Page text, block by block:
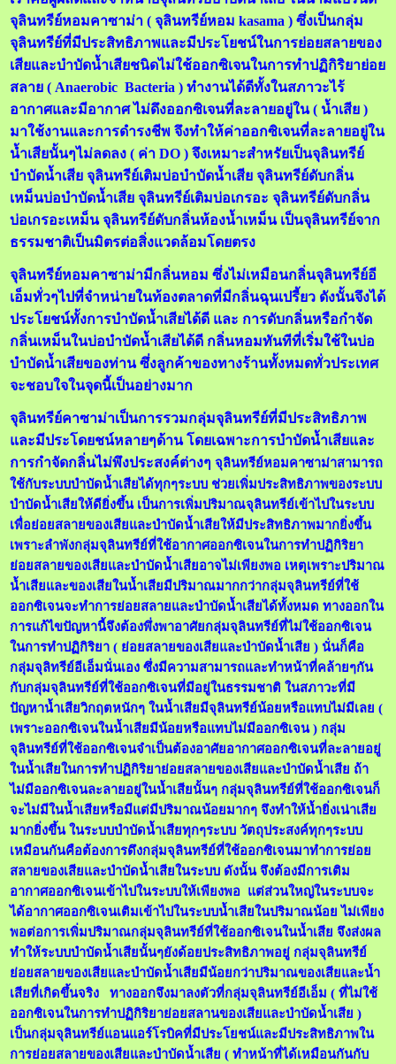
จุลินทรีย์หอมคาซาม่า ( จุลินทรีย์หอม kasama ) ซึ่งเป็นกลุ่ม
จุลินทรีย์ที่มีประสิทธิภาพและมีประโยชน์ในการย่อยสลายของ
เสียและบำบัดน้ำเสียชนิดไม่ใช้ออกซิเจนในการทำปฏิกิริยาย่อย
สลาย ( Anaerobic Bacteria ) ทำงานได้ดีทั้งในสภาวะไร้
อากาศและมีอากาศ ไม่ดึงออกซิเจนที่ละลายอยู่ใน ( น้ำเสีย )
มาใช้งานและการดำรงชีพ จึงทำให้ค่าออกซิเจนที่ละลายอยู่ใน
น้ำเสียนั้นๆไม่ลดลง ( ค่า DO ) จึงเหมาะสำหรัยเป็นจุลินทรีย์
บำบัดน้ำเสีย จุลินทรีย์เติมบ่อบำบัดน้ำเสีย จุลินทรีย์ดับกลิ่น
เหม็นบ่อบำบัดน้ำเสีย จุลินทรีย์เติมบ่อเกรอะ จุลินทรีย์ดับกลิ่น
บ่อเกรอะเหม็น จุลินทรีย์ดับกลิ่นห้องน้ำเหม็น เป็นจุลินทรีย์จาก
ธรรมชาติเป็นมิตรต่อสิ่งแวดล้อมโดยตรง
จุลินทรีย์หอมคาซาม่ามีกลิ่นหอม ซึ่งไม่เหมือนกลิ่นจุลินทรีย์อี
เอ็มทั่วๆไปที่จำหน่ายในท้องตลาดที่มีกลิ่นฉุนเปรี้ยว ดังนั้นจึงได้
ประโยชน์ทั้งการบำบัดน้ำเสียได้ดี และ การดับกลิ่นหรือกำจัด
กลิ่นเหม็นในบ่อบำบัดน้ำเสียได้ดี กลิ่นหอมทันทีที่เริ่มใช้ในบ่อ
บำบัดน้ำเสียของท่าน ซึ่งลูกค้าของทางร้านทั้งหมดทั่วประเทศ
จะชอบใจในจุดนี้เป็นอย่างมาก
จุลินทรีย์คาซาม่าเป็นการรวมกลุ่มจุลินทรีย์ที่มีประสิทธิภาพ
และมีประโดยชน์หลายๆด้าน โดยเฉพาะการบำบัดน้ำเสียและ
การกำจัดกลิ่นไม่พึงประสงค์ต่างๆจุลินทรีย์หอมคาซาม่าสามารถ
ใช้กับระบบบำบัดน้ำเสียได้ทุกๆระบบ ช่วยเพิ่มประสิทธิภาพของระบบ
บำบัดน้ำเสียให้ดียิ่งขึ้น เป็นการเพิ่มปริมาณจุลินทรีย์เข้าไปในระบบ
เพื่อย่อยสลายของเสียและบำบัดน้ำเสียให้มีประสิทธิภาพมากยิ่งขึ้น
เพราะลำพังกลุ่มจุลินทรีย์ที่ใช้อากาศออกซิเจนในการทำปฏิกิริยา
ย่อยสลายของเสียและบำบัดน้ำเสียอาจไม่เพียงพอ เหตุเพราะปริมาณ
น้ำเสียและของเสียในน้ำเสียมีปริมาณมากกว่ากลุ่มจุลินทรีย์ที่ใช้
ออกซิเจนจะทำการย่อยสลายและบำบัดน้ำเสียได้ทั้งหมด ทางออกใน
การแก้ไขปัญหานี้จึงต้องพึ่งพาอาศัยกลุ่มจุลินทรีย์ที่ไม่ใช้ออกซิเจน
ในการทำปฏิกิริยา ( ย่อยสลายของเสียและบำบัดน้ำเสีย ) นั่นก็คือ
กลุ่มจุลิทรีย์อีเอ็มนั่นเอง ซึ่งมีความสามารถและทำหน้าที่คล้ายๆกัน
กับกลุ่มจุลินทรีย์ที่ใช้ออกซิเจนที่มีอยู่ในธรรมชาติ ในสภาวะที่มี
ปัญหาน้ำเสียวิกฤตหนักๆ ในน้ำเสียมีจุลินทรีย์น้อยหรือแทบไม่มีเลย (
เพราะออกซิเจนในน้ำเสียมีน้อยหรือแทบไม่มีออกซิเจน ) กลุ่ม
จุลินทรีย์ที่ใช้ออกซิเจนจำเป็นต้องอาศัยอากาศออกซิเจนที่ละลายอยู่
ในน้ำเสียในการทำปฏิกิริยาย่อยสลายของเสียและบำบัดน้ำเสีย ถ้า
ไม่มีออกซิเจนละลายอยู่ในน้ำเสียนั้นๆ กลุ่มจุลินทรีย์ที่ใช้ออกซิเจนก็
จะไม่มีในน้ำเสียหรือมีแต่มีปริมาณน้อยมากๆ จึงทำให้น้ำยิ่งเน่าเสีย
มากยิ่งขึ้น ในระบบบำบัดน้ำเสียทุกๆระบบ วัตถุประสงค์ทุกๆระบบ
เหมือนกันคือต้องการดึงกลุ่มจุลินทรีย์ที่ใช้ออกซิเจนมาทำการย่อย
สลายของเสียและบำบัดน้ำเสียในระบบ ดังนั้น จึงต้องมีการเติม
อากาศออกซิเจนเข้าไปในระบบให้เพียงพอ แต่ส่วนใหญ่ในระบบจะ
ได้อากาศออกซิเจนเติมเข้าไปในระบบน้ำเสียในปริมาณน้อย ไม่เพียง
พอต่อการเพิ่มปริมาณกลุ่มจุลินทรีย์ที่ใช้ออกซิเจนในน้ำเสีย จึงส่งผล
ทำให้ระบบบำบัดน้ำเสียนั้นๆยังด้อยประสิทธิภาพอยู่ กลุ่มจุลินทรีย์
ย่อยสลายของเสียและบำบัดน้ำเสียมีน้อยกว่าปริมาณของเสียและน้ำ
เสียที่เกิดขึ้นจริง ทางออกจึงมาลงตัวที่กลุ่มจุลินทรีย์อีเอ็ม ( ที่ไม่ใช้
ออกซิเจนในการทำปฏิกิริยาย่อยสลานของเสียและบำบัดน้ำเสีย )
เป็นกลุ่มจุลินทรีย์แอนแอร์โรบิคที่มีประโยชน์และมีประสิทธิภาพใน
การย่อยสลายของเสียและบำบัดน้ำเสีย ( ทำหน้าที่ได้เหมือนกันกับ